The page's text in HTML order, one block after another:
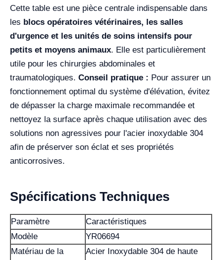
Cette table est une pièce centrale indispensable dans
les blocs opératoires vétérinaires, les salles
d'urgence et les unités de soins intensifs pour
petits et moyens animaux. Elle est particulièrement
utile pour les chirurgies abdominales et
traumatologiques. Conseil pratique : Pour assurer un
fonctionnement optimal du système d'élévation, évitez
de dépasser la charge maximale recommandée et
nettoyez la surface après chaque utilisation avec des
solutions non agressives pour l'acier inoxydable 304
afin de préserver son éclat et ses propriétés
anticorrosives.
Spécifications Techniques
Paramètre
Caractéristiques
Modèle
YR06694
Matériau de la
Acier Inoxydable 304 de haute